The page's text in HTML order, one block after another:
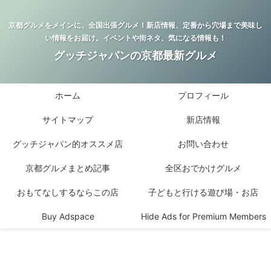
京都グルメをメインに、全国出張グルメ！新店情報、定番から穴場まで美味し
い情報をお届け。イベントや街ネタ、気になる情報も！
グッチジャパンの京都最新グルメ
ホーム プロフィール
サイトマップ 新店情報
グッチジャパン的オススメ店 お問い合わせ
京都グルメまとめ記事 全区おでかけグルメ
おもてなしするならこの店 子どもと行ける遊び場・お店
Buy Adspace Hide Ads for Premium Members